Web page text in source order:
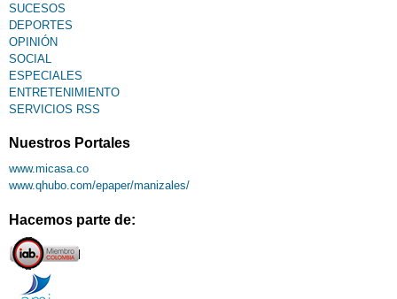
SUCESOS
DEPORTES
OPINIÓN
SOCIAL
ESPECIALES
ENTRETENIMIENTO
SERVICIOS RSS
Nuestros Portales
www.micasa.co
www.qhubo.com/epaper/manizales/
Hacemos parte de: